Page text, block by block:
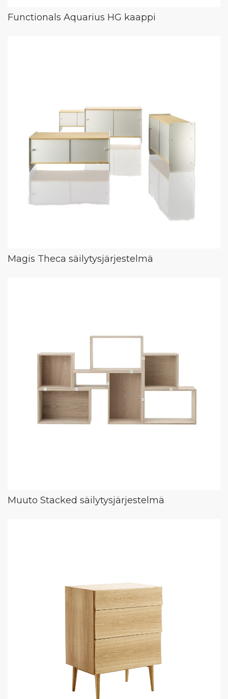
Functionals Aquarius HG kaappi
Magis Theca säilytysjärjestelmä
Muuto Stacked säilytysjärjestelmä